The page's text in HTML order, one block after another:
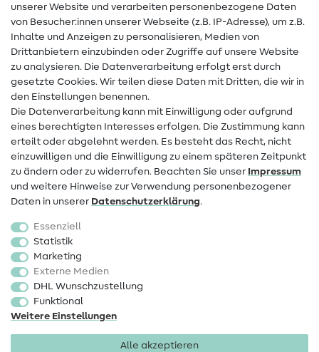
Hilfe & Kontakt
Kontakt
Infos zum Betreiberwechsel
FAQ
Widerrufsrecht
Beliebt
Stoffe
Sale
Schnittmuster
unserer Website und verarbeiten personenbezogene Daten
von Besucher:innen unserer Webseite (z.B. IP-Adresse), um z.B.
Inhalte und Anzeigen zu personalisieren, Medien von
Drittanbietern einzubinden oder Zugriffe auf unsere Website
zu analysieren. Die Datenverarbeitung erfolgt erst durch
gesetzte Cookies. Wir teilen diese Daten mit Dritten, die wir in
den Einstellungen benennen.
Die Datenverarbeitung kann mit Einwilligung oder aufgrund
eines berechtigten Interesses erfolgen. Die Zustimmung kann
erteilt oder abgelehnt werden. Es besteht das Recht, nicht
einzuwilligen und die Einwilligung zu einem späteren Zeitpunkt
zu ändern oder zu widerrufen. Beachten Sie unser Impressum
und weitere Hinweise zur Verwendung personenbezogener
Daten in unserer Daten­schutz­erklärung.
Essenziell
Statistik
Marketing
Externe Medien
DHL Wunschzustellung
Funktional
Weitere Einstellungen
Alle akzeptieren